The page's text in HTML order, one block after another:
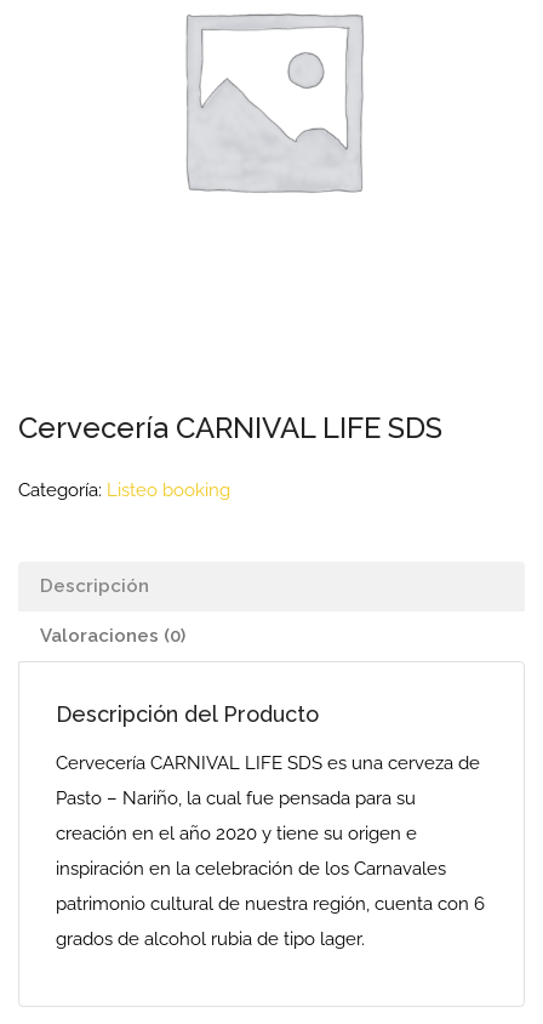
Cervecería CARNIVAL LIFE SDS
Categoría: Listeo booking
Descripción
Valoraciones (0)
Descripción del Producto
Cervecería CARNIVAL LIFE SDS es una cerveza de
Pasto – Nariño, la cual fue pensada para su
creación en el año 2020 y tiene su origen e
inspiración en la celebración de los Carnavales
patrimonio cultural de nuestra región, cuenta con 6
grados de alcohol rubia de tipo lager.